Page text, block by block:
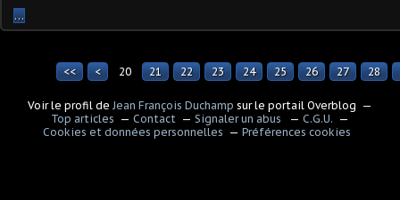
…
<< < 10
20 21 22 23 24 25 26 27 28
Voir le profil de Jean François Duchamp sur le portail Overblog
Top articles
Contact Signaler un abus
C.G.U.
Cookies et données personnelles
Préférences cookies